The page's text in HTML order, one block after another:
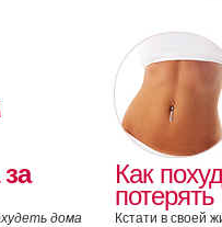
дома
Как
Кстати в своей